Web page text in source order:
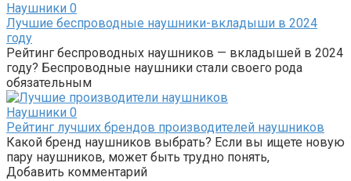
Наушники 0
Лучшие беспроводные наушники-вкладыши в 2024
году
Рейтинг беспроводных наушников — вкладышей в 2024
году? Беспроводные наушники стали своего рода
обязательным
Наушники 0
Рейтинг лучших брендов производителей наушников
Какой бренд наушников выбрать? Если вы ищете новую
пару наушников, может быть трудно понять,
Добавить комментарий